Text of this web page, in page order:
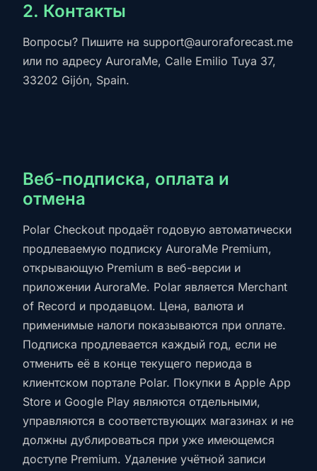
2. Контакты
Вопросы? Пишите на support@auroraforecast.me
или по адресу AuroraMe, Calle Emilio Tuya 37,
33202 Gijón, Spain.
Веб-подписка, оплата и
отмена
Polar Checkout продаёт годовую автоматически
продлеваемую подписку AuroraMe Premium,
открывающую Premium в веб-версии и
приложении AuroraMe. Polar является Merchant
of Record и продавцом. Цена, валюта и
применимые налоги показываются при оплате.
Подписка продлевается каждый год, если не
отменить её в конце текущего периода в
клиентском портале Polar. Покупки в Apple App
Store и Google Play являются отдельными,
управляются в соответствующих магазинах и не
должны дублироваться при уже имеющемся
доступе Premium. Удаление учётной записи